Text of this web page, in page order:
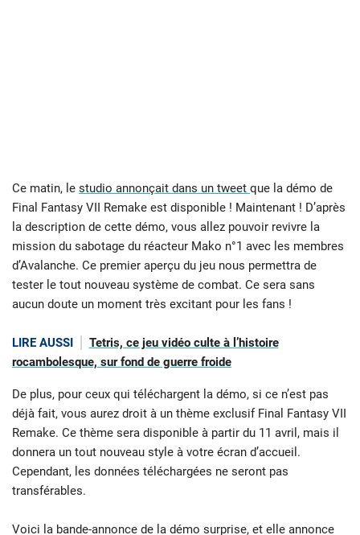
Ce matin, le studio annonçait dans un tweet que la démo de
Final Fantasy VII Remake est disponible ! Maintenant ! D’après
la description de cette démo, vous allez pouvoir revivre la
mission du sabotage du réacteur Mako n°1 avec les membres
d’Avalanche. Ce premier aperçu du jeu nous permettra de
tester le tout nouveau système de combat. Ce sera sans
aucun doute un moment très excitant pour les fans !
LIRE AUSSI
Tetris, ce jeu vidéo culte à l’histoire
rocambolesque, sur fond de guerre froide
De plus, pour ceux qui téléchargent la démo, si ce n’est pas
déjà fait, vous aurez droit à un thème exclusif Final Fantasy VII
Remake. Ce thème sera disponible à partir du 11 avril, mais il
donnera un tout nouveau style à votre écran d’accueil.
Cependant, les données téléchargées ne seront pas
transférables.
Voici la bande-annonce de la démo surprise, et elle annonce